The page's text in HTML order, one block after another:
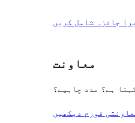
جائزہ شامل کریں
معاونت
ہے؟ مدد چاہیے؟
فورم دیکھیں